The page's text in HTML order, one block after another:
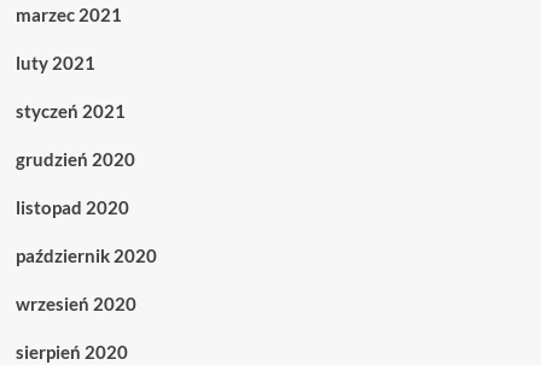
marzec 2021
luty 2021
styczeń 2021
grudzień 2020
listopad 2020
październik 2020
wrzesień 2020
sierpień 2020